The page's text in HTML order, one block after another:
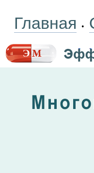
Главная •